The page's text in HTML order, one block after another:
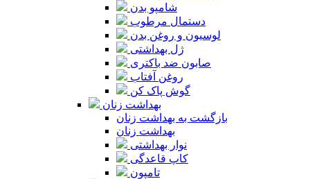
شامپو بدن
دستمال مرطوب
لوسیون و روغن بدن
ژل بهداشتی
صابون ضد باکتری
روغن آفتاب
گوش پاک کن
بهداشت زنان
بازگشت به بهداشت زنان
بهداشت زنان
نوار بهداشتی
کاپ قاعدگی
تامپون